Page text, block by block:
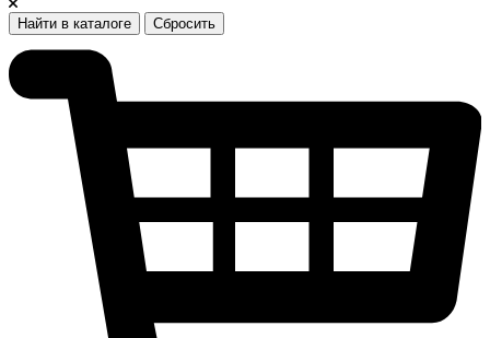
Найти в каталоге Сбросить